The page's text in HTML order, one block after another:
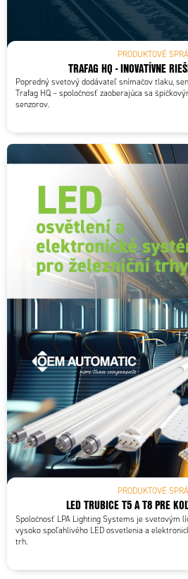
PRODUKTOVÉ
TRAFAG HQ - INOVATÍVNE
Popredný svetový dodávateľ snímačov tlaku,
Trafag HQ – spoločnosť zaoberajúca sa
senzorov.
PRODUKTOVÉ
LED TRUBICE T5 A T8 PRE
Spoločnosť LPA Lighting Systems je svetovým
vysoko spoľahlivého LED osvetlenia a
trh.